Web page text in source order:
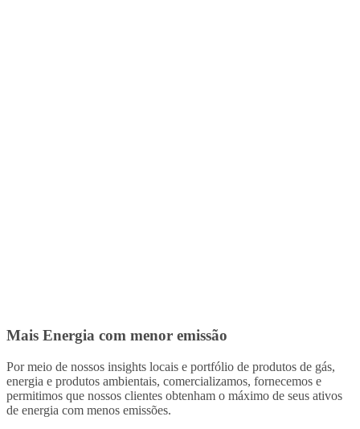
Mais Energia com menor emissão
Por meio de nossos insights locais e portfólio de produtos de gás,
energia e produtos ambientais, comercializamos, fornecemos e
permitimos que nossos clientes obtenham o máximo de seus ativos
de energia com menos emissões.